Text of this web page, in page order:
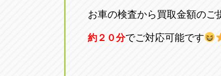
お車の検査から買取金額のご
約２０分でご対応可能です